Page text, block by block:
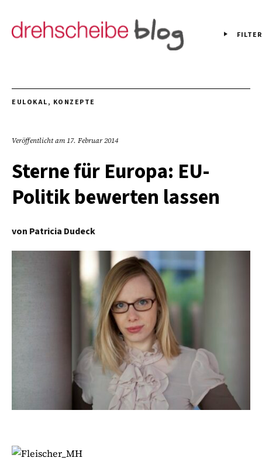
FILTER
EULOKAL, KONZEPTE
Veröffentlicht am17. Februar 2014
Sterne für Europa: EU-
Politik bewerten lassen
von Patricia Dudeck